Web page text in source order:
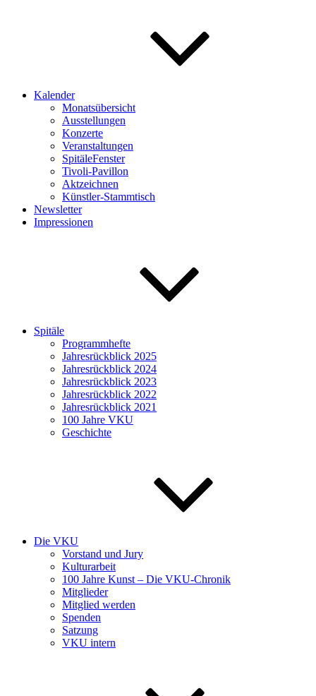
Kalender
Monatsübersicht
Ausstellungen
Konzerte
Veranstaltungen
SpitäleFenster
Tivoli-Pavillon
Aktzeichnen
Künstler-Stammtisch
Newsletter
Impressionen
Spitäle
Programmhefte
Jahresrückblick 2025
Jahresrückblick 2024
Jahresrückblick 2023
Jahresrückblick 2022
Jahresrückblick 2021
100 Jahre VKU
Geschichte
Die VKU
Vorstand und Jury
Kulturarbeit
100 Jahre Kunst – Die VKU-Chronik
Mitglieder
Mitglied werden
Spenden
Satzung
VKU intern